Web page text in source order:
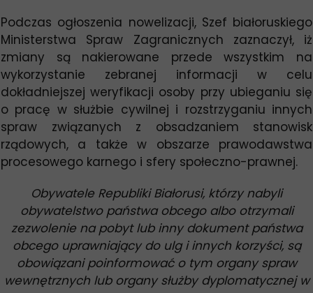
Podczas ogłoszenia nowelizacji, Szef białoruskiego
Ministerstwa Spraw Zagranicznych zaznaczył, iż
zmiany są nakierowane przede wszystkim na
wykorzystanie zebranej informacji w celu
dokładniejszej weryfikacji osoby przy ubieganiu się
o pracę w służbie cywilnej i rozstrzyganiu innych
spraw związanych z obsadzaniem stanowisk
rządowych, a także w obszarze prawodawstwa
procesowego karnego i sfery społeczno-prawnej.
Obywatele Republiki Białorusi, którzy nabyli
obywatelstwo państwa obcego albo otrzymali
zezwolenie na pobyt lub inny dokument państwa
obcego uprawniający do ulg i innych korzyści, są
obowiązani poinformować o tym organy spraw
wewnętrznych lub organy służby dyplomatycznej w